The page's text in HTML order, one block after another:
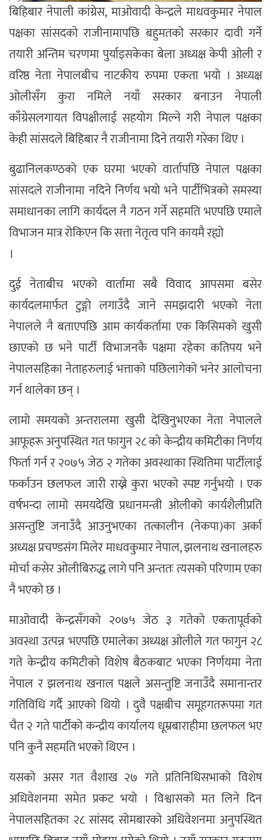
बिहिबार नेपाली कांग्रेस, माओवादी केन्द्रले माधवकुमार नेपाल
पक्षका सांसदको राजीनामापछि बहुमतको सरकार दावी गर्ने
तयारी अन्तिम चरणमा पुर्याइसकेका बेला अध्यक्ष केपी ओली र
वरिष्ठ नेता नेपालबीच नाटकीय रुपमा एकता भयो । अध्यक्ष
ओलीसँग कुरा नमिले नयाँ सरकार बनाउन नेपाली
काँग्रेसलगायत विपक्षीलाई सहयोग मिल्ने गरी नेपाल पक्षका
केही सांसदले बिहिबार नै राजीनामा दिने तयारी गरेका थिए ।
बुढानिलकण्ठको एक घरमा भएको वार्तापछि नेपाल पक्षका
सांसदले राजीनामा नदिने निर्णय भयो भने पार्टीभित्रको समस्या
समाधानका लागि कार्यदल नै गठन गर्ने सहमति भएपछि एमाले
विभाजन मात्र रोकिएन कि सत्ता नेतृत्व पनि कायमै रह्यो
।
दुई नेताबीच भएको वार्तामा सबै विवाद आपसमा बसेर
कार्यदलमार्फत टुङ्गो लगाउँदै जाने समझदारी भएको नेता
नेपालले नै बताएपछि आम कार्यकर्तामा एक किसिमको खुसी
छाएको छ भने पार्टी विभाजनकै पक्षमा रहेका कतिपय भने
नेपालसहिका नेताहरुलाई भत्ताको पछिलागेको भनेर आलोचना
गर्न थालेका छन् ।
लामो समयको अन्तरालमा खुसी देखिनुभएका नेता नेपालले
आफूहरू अनुपस्थित गत फागुन २८ को केन्द्रीय कमिटीका निर्णय
फिर्ता गर्न र २०७५ जेठ २ गतेका अवस्थाका स्थितिमा पार्टीलाई
फर्काउन छलफल जारी राख्ने कुरा भएको स्पष्ट गर्नुभयो । एक
वर्षभन्दा लामो समयदेखि प्रधानमन्त्री ओलीको कार्यशैलीप्रति
असन्तुष्टि जनाउँदै आउनुभएका तत्कालीन (नेकपा)का अर्का
अध्यक्ष प्रचण्डसंग मिलेर माधवकुमार नेपाल, झलनाथ खनालहरु
मोर्चा कसेर ओलीबिरुद्ध लागे पनि अन्ततः त्यसको परिणाम एका
नै भएको छ ।
माओवादी केन्द्रसँगको २०७५ जेठ ३ गतेको एकतापूर्वको
अवस्था उत्पन्न भएपछि एमालेका अध्यक्ष ओलीले गत फागुन २८
गते केन्द्रीय कमिटीको विशेष बैठकबाट भएका निर्णयमा नेता
नेपाल र झलनाथ खनाल पक्षले असन्तुष्टि जनाउँदै समानान्तर
गतिविधि गर्दै आएको थियो । दुवै पक्षबीच समूहगतरूपमा गत
चैत २ गते पार्टीको कन्द्रीय कार्यालय धूम्रबाराहीमा छलफल भए
पनि कुनै सहमति भएको थिएन ।
यसको असर गत वैशाख २७ गते प्रतिनिधिसभाको विशेष
अधिवेशनमा समेत प्रकट भयो । विश्वासको मत लिने दिन
नेपालसहितका २८ सांसद सोमबारको अधिवेशनमा अनुपस्थित